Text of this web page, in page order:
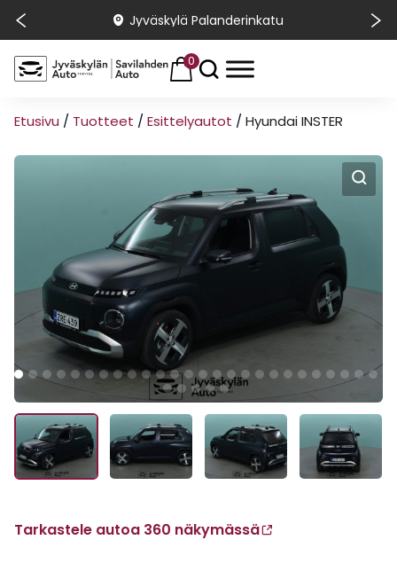
Jyväskylä Palanderinkatu
0
Etusivu / Tuotteet / Esittelyautot / Hyundai INSTER
Tarkastele autoa 360 näkymässä